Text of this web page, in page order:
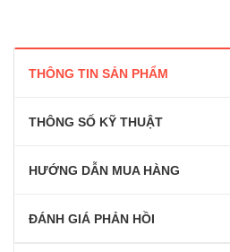
THÔNG TIN SẢN PHẨM
THÔNG SỐ KỸ THUẬT
HƯỚNG DẪN MUA HÀNG
ĐÁNH GIÁ PHẢN HỒI